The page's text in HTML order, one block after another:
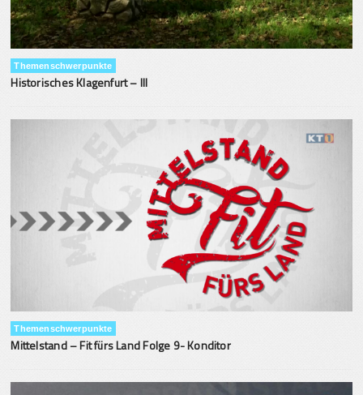
Themenschwerpunkte
Historisches Klagenfurt – III
Themenschwerpunkte
Mittelstand – Fit fürs Land Folge 9- Konditor